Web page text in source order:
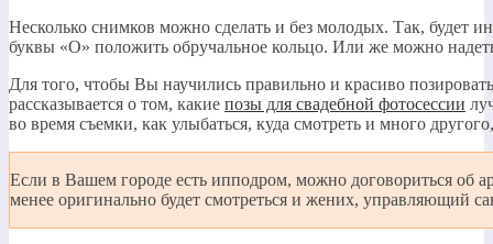
Несколько снимков можно сделать и без молодых. Так, будет
буквы «О» положить обручальное кольцо. Или же можно
Для того, чтобы Вы научились правильно и красиво
рассказывается о том, какие позы для свадебной фотосессии
во время съемки, как улыбаться, куда смотреть и много
Если в Вашем городе есть ипподром, можно договориться об
менее оригинально будет смотреться и жених, управляющий